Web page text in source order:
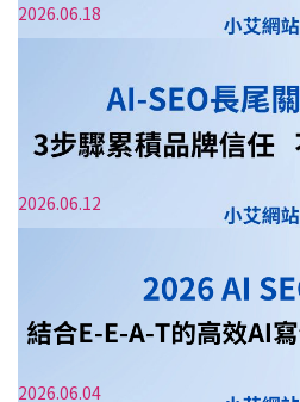
AI搜尋+SEO+GEO整合行
2026.06.18
2026.06.12
2026.06.04